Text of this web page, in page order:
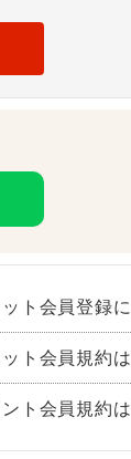
ト会員登録
ト会員規約
ト会員規約